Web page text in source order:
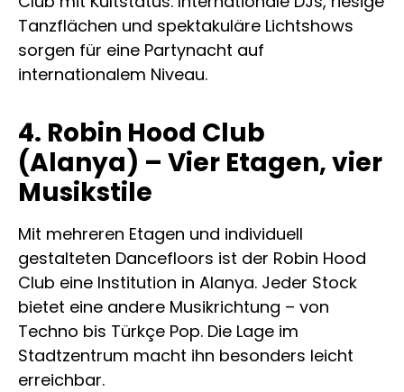
Tanzflächen und spektakuläre Lichtshows
sorgen für eine Partynacht auf
internationalem Niveau.
4. Robin Hood Club
(Alanya) – Vier Etagen, vier
Musikstile
Mit mehreren Etagen und individuell
gestalteten Dancefloors ist der Robin Hood
Club eine Institution in Alanya. Jeder Stock
bietet eine andere Musikrichtung – von
Techno bis Türkçe Pop. Die Lage im
Stadtzentrum macht ihn besonders leicht
erreichbar.